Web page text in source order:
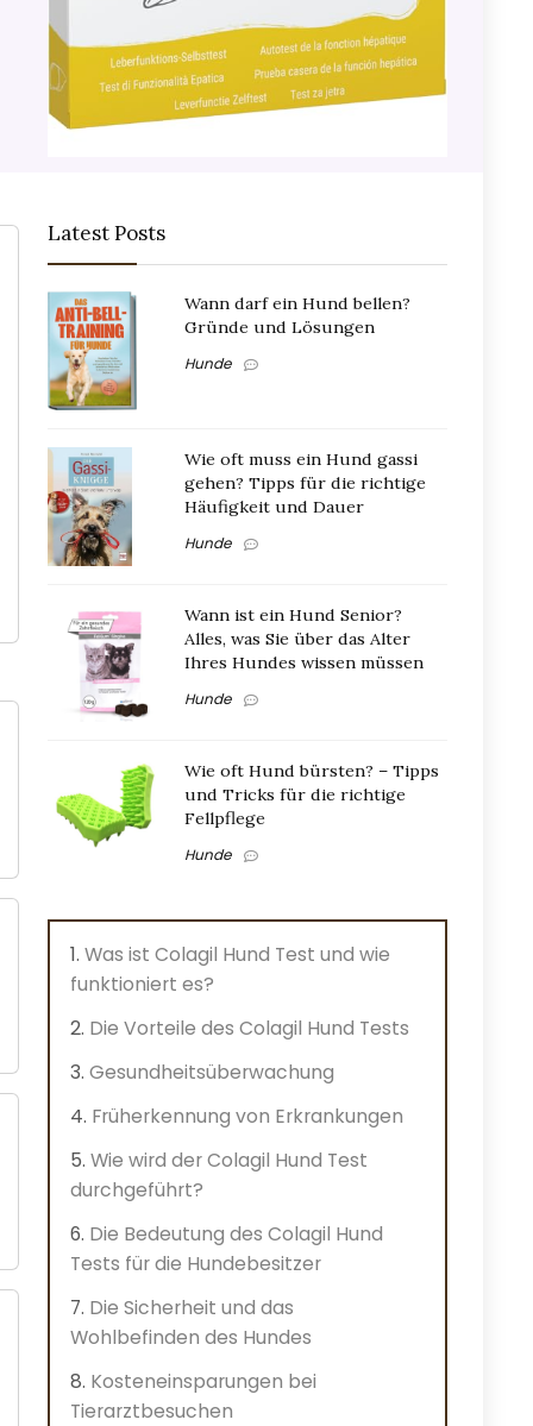
Latest Posts
Wann darf ein Hund bellen?
Gründe und Lösungen
Hunde
Wie oft muss ein Hund gassi
gehen? Tipps für die richtige
Häufigkeit und Dauer
Hunde
Wann ist ein Hund Senior?
Alles, was Sie über das Alter
Ihres Hundes wissen müssen
Hunde
Wie oft Hund bürsten? – Tipps
und Tricks für die richtige
Fellpflege
Hunde
Was ist Colagil Hund Test und wie
funktioniert es?
Die Vorteile des Colagil Hund Tests
Gesundheitsüberwachung
Früherkennung von Erkrankungen
Wie wird der Colagil Hund Test
durchgeführt?
Die Bedeutung des Colagil Hund
Tests für die Hundebesitzer
Die Sicherheit und das
Wohlbefinden des Hundes
Kosteneinsparungen bei
Tierarztbesuchen